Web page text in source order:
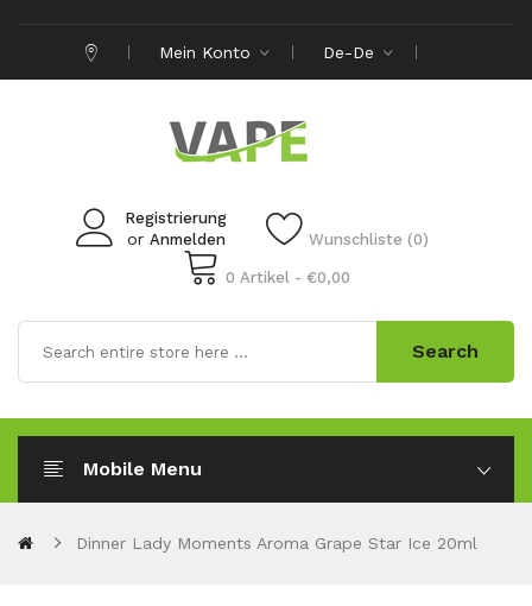
Mein Konto De-De
Registrierung
or Anmelden Wunschliste (0)
0 Artikel - €0,00
Search
Mobile Menu
Dinner Lady Moments Aroma Grape Star Ice 20ml